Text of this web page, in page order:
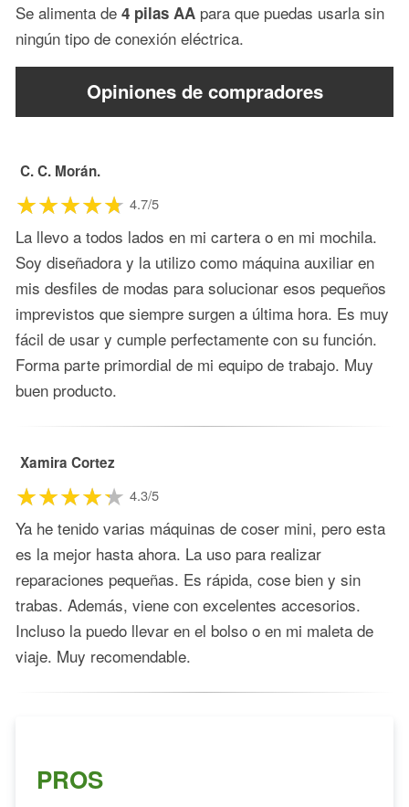
Se alimenta de 4 pilas AA para que puedas usarla sin
ningún tipo de conexión eléctrica.
Opiniones de compradores
C. C. Morán.
4.7/5
La llevo a todos lados en mi cartera o en mi mochila.
Soy diseñadora y la utilizo como máquina auxiliar en
mis desfiles de modas para solucionar esos pequeños
imprevistos que siempre surgen a última hora. Es muy
fácil de usar y cumple perfectamente con su función.
Forma parte primordial de mi equipo de trabajo. Muy
buen producto.
Xamira Cortez
4.3/5
Ya he tenido varias máquinas de coser mini, pero esta
es la mejor hasta ahora. La uso para realizar
reparaciones pequeñas. Es rápida, cose bien y sin
trabas. Además, viene con excelentes accesorios.
Incluso la puedo llevar en el bolso o en mi maleta de
viaje. Muy recomendable.
PROS